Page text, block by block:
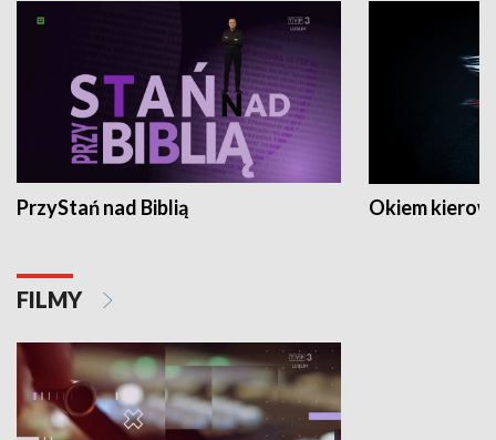
PrzyStań nad Biblią Okiem
FILMY